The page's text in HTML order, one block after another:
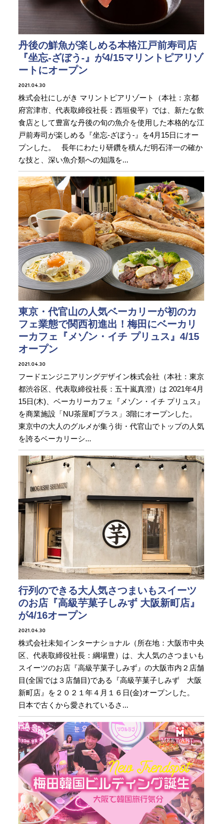
丹後の鮮魚が楽しめる本格江戸前寿司店
『坐忘-ざぼう-』が4/15マリントピアリゾ
ートにオープン
2021.04.30
株式会社にしがき マリントピアリゾート（本社：京都
府宮津市、代表取締役社長：西垣俊平）では、新たな飲
食店として豊富な丹後の旬の魚介を使用した本格的な江
戸前寿司が楽しめる『坐忘-ざぼう-』を4月15日にオー
プンした。 長年にわたり研鑽を積んだ明石洋一の確か
な技と、深い魚介類への知識を...
東京・代官山の人気ベーカリーが初のカ
フェ業態で関西初進出！梅田にベーカリ
ーカフェ『メゾン・イチ プリュス』4/15
オープン
2021.04.30
フードエンジニアリングデザイン株式会社（本社：東京
都渋谷区、代表取締役社長：五十嵐真澄）は 2021年4月
15日(木)、ベーカリーカフェ『メゾン・イチ プリュス』
を商業施設「NU茶屋町プラス」3階にオープンした。
東京中の大人のグルメが集う街・代官山でトップの人気
を誇るベーカリーシ...
行列のできる大人気さつまいもスイーツ
のお店『高級芋菓子しみず 大阪新町店』
が4/16オープン
2021.04.30
株式会社未知インターナショナル（所在地：大阪市中央
区、代表取締役社長：綱場豊）は、大人気のさつまいも
スイーツのお店『高級芋菓子しみず』の大阪市内２店舗
目(全国では３店舗目)である『高級芋菓子しみず 大阪
新町店』を２０２１年４月１６日(金)オープンした。
日本で古くから愛されているさ...